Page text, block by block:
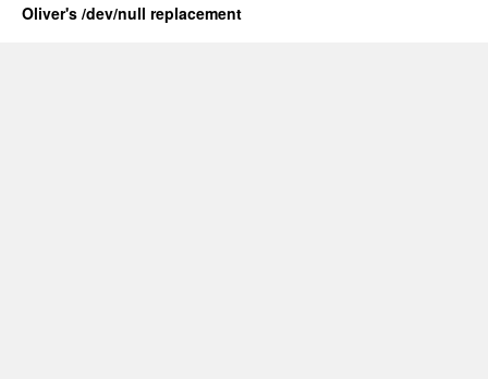
Oliver's /dev/null replacement